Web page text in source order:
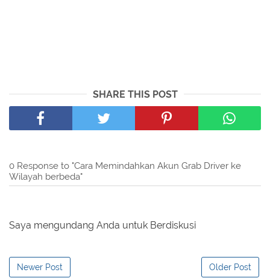
SHARE THIS POST
0 Response to "Cara Memindahkan Akun Grab Driver ke
Wilayah berbeda"
Saya mengundang Anda untuk Berdiskusi
Newer Post Older Post